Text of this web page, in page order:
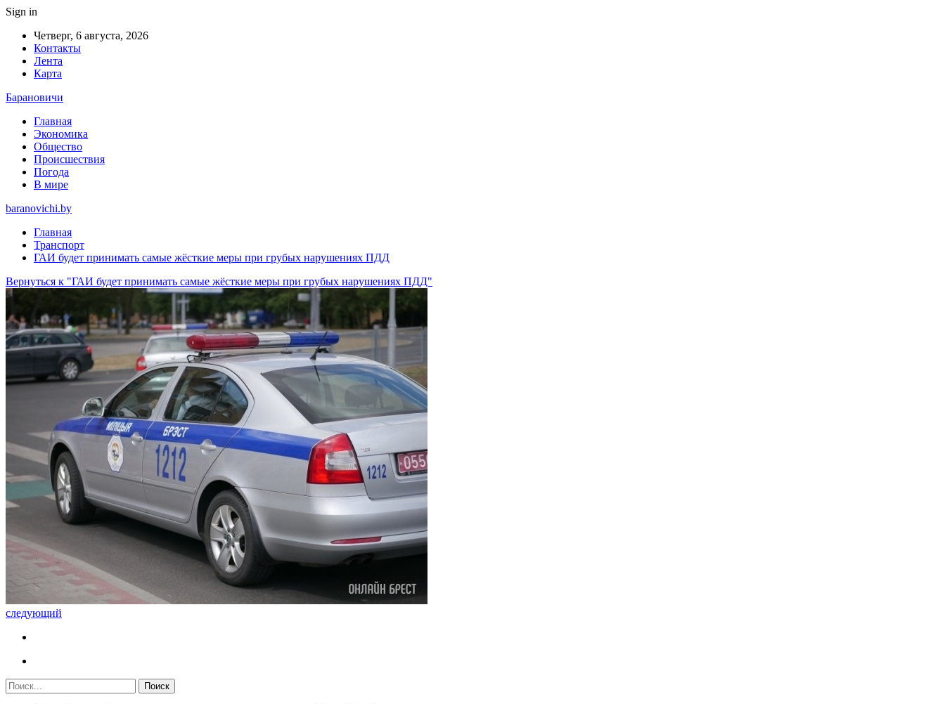
Sign in
Четверг, 6 августа, 2026
Контакты
Лента
Карта
Барановичи
Главная
Экономика
Общество
Происшествия
Погода
В мире
baranovichi.by
Главная
Транспорт
ГАИ будет принимать самые жёсткие меры при грубых нарушениях ПДД
Вернуться к "ГАИ будет принимать самые жёсткие меры при грубых нарушениях ПДД"
следующий